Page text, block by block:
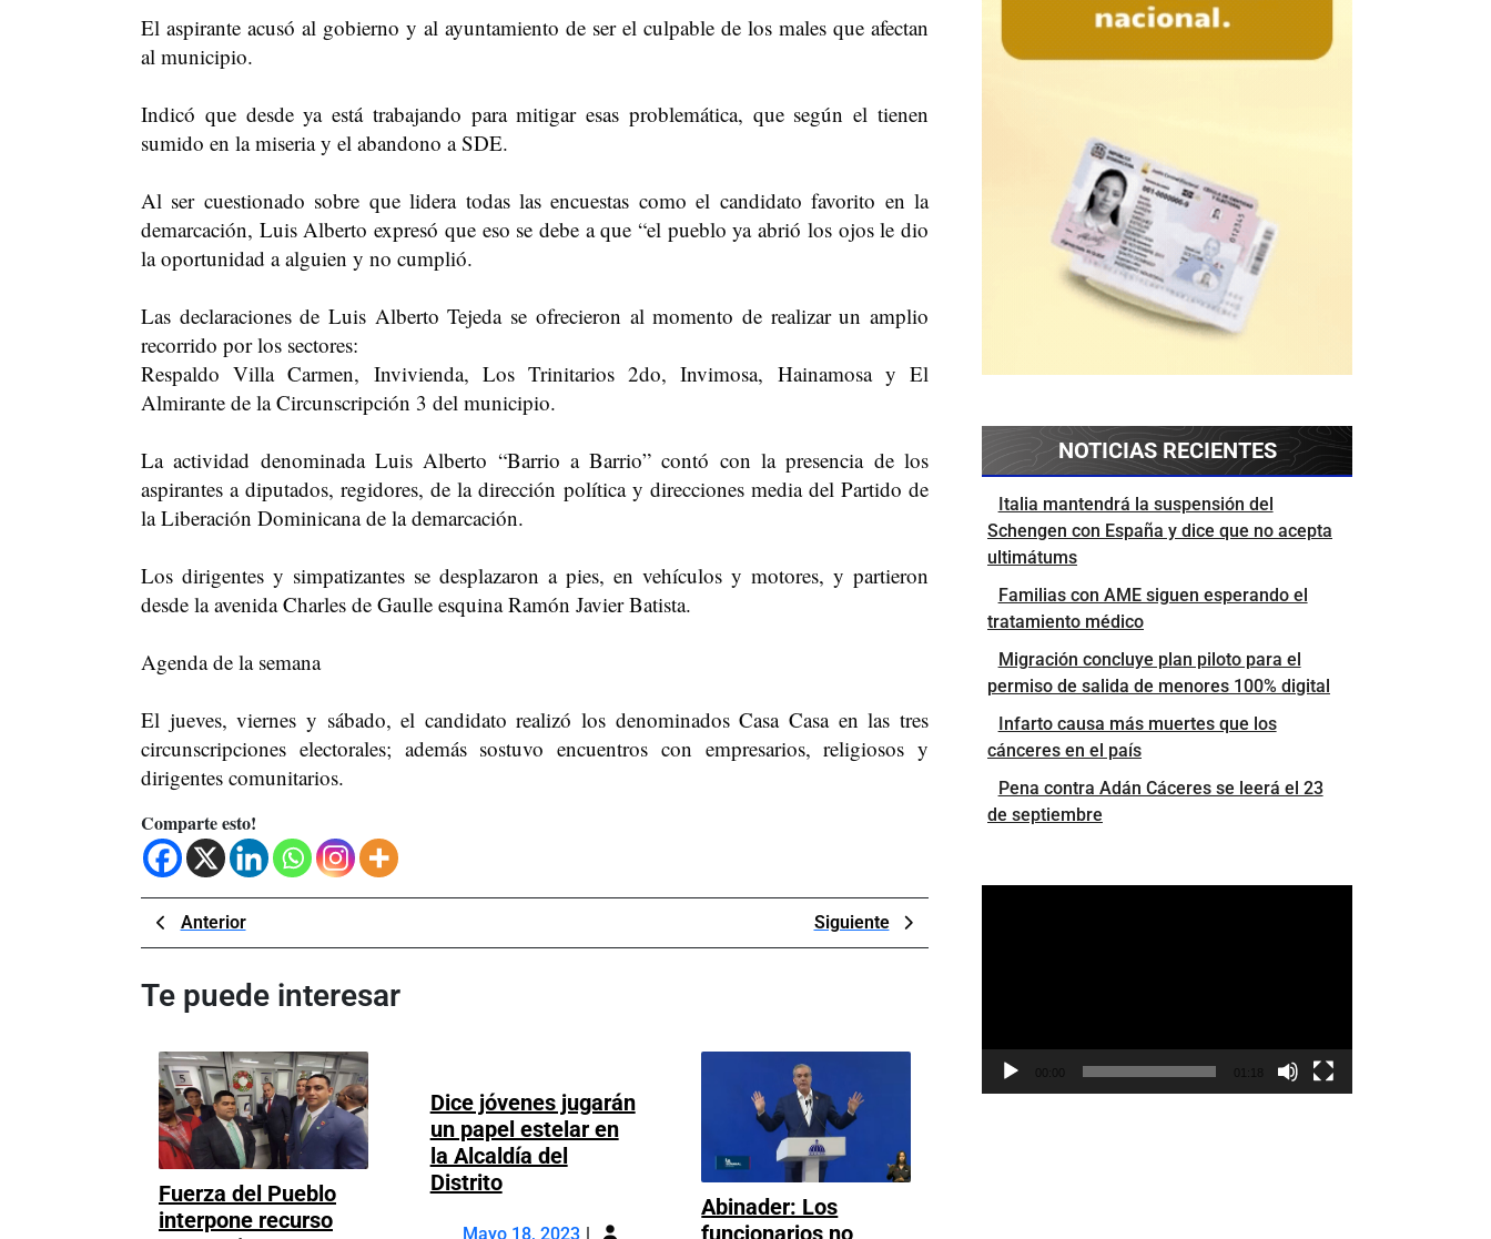
El aspirante acusó al gobierno y al ayuntamiento de ser el culpable de los males que afectan
al municipio.
Indicó que desde ya está trabajando para mitigar esas problemática, que según el tienen
sumido en la miseria y el abandono a SDE.
Al ser cuestionado sobre que lidera todas las encuestas como el candidato favorito en la
demarcación, Luis Alberto expresó que eso se debe a que “el pueblo ya abrió los ojos le dio
la oportunidad a alguien y no cumplió.
Las declaraciones de Luis Alberto Tejeda se ofrecieron al momento de realizar un amplio
recorrido por los sectores:
Respaldo Villa Carmen, Invivienda, Los Trinitarios 2do, Invimosa, Hainamosa y El
Almirante de la Circunscripción 3 del municipio.
La actividad denominada Luis Alberto “Barrio a Barrio” contó con la presencia de los
aspirantes a diputados, regidores, de la dirección política y direcciones media del Partido de
la Liberación Dominicana de la demarcación.
Los dirigentes y simpatizantes se desplazaron a pies, en vehículos y motores, y partieron
desde la avenida Charles de Gaulle esquina Ramón Javier Batista.
Agenda de la semana
El jueves, viernes y sábado, el candidato realizó los denominados Casa Casa en las tres
circunscripciones electorales; además sostuvo encuentros con empresarios, religiosos y
dirigentes comunitarios.
Comparte esto!
Navegación
de
entradas
AnteriorPrevious
Post
Siguiente
Post
Te puede interesar
Fuerza del Pueblo
interpone recurso
Dice jóvenes jugarán
un papel estelar en
la Alcaldía del
DistritoDice
Mayo 18, 2023 Mayo
Abinader: Los
funcionarios no
NOTICIAS RECIENTES
Italia mantendrá la suspensión del
Schengen con España y dice que no acepta
ultimátums
Familias con AME siguen esperando el
tratamiento médico
Migración concluye plan piloto para el
permiso de salida de menores 100% digital
Infarto causa más muertes que los
cánceres en el país
Pena contra Adán Cáceres se leerá el 23
de septiembre
00:00 01:18